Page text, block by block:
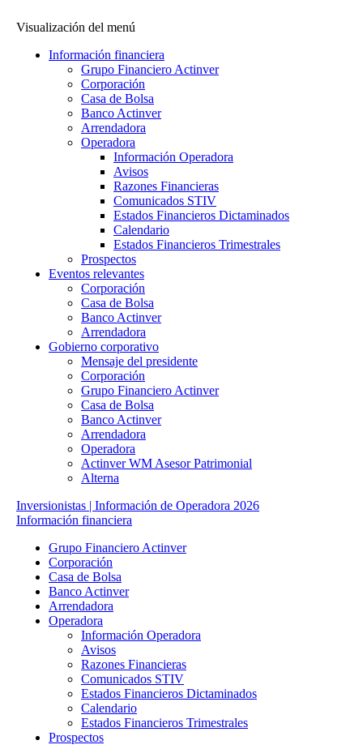
Visualización del menú
Información financiera
Grupo Financiero Actinver
Corporación
Casa de Bolsa
Banco Actinver
Arrendadora
Operadora
Información Operadora
Avisos
Razones Financieras
Comunicados STIV
Estados Financieros Dictaminados
Calendario
Estados Financieros Trimestrales
Prospectos
Eventos relevantes
Corporación
Casa de Bolsa
Banco Actinver
Arrendadora
Gobierno corporativo
Mensaje del presidente
Corporación
Grupo Financiero Actinver
Casa de Bolsa
Banco Actinver
Arrendadora
Operadora
Actinver WM Asesor Patrimonial
Alterna
Inversionistas | Información de Operadora 2026
Información financiera
Grupo Financiero Actinver
Corporación
Casa de Bolsa
Banco Actinver
Arrendadora
Operadora
Información Operadora
Avisos
Razones Financieras
Comunicados STIV
Estados Financieros Dictaminados
Calendario
Estados Financieros Trimestrales
Prospectos